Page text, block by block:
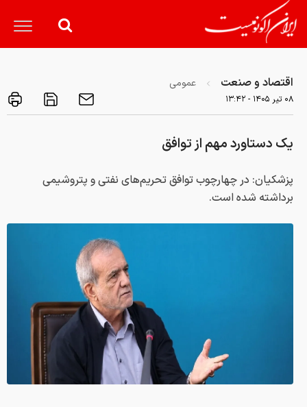
اقتصاد و صنعت عمومی
۰۸ تير ۱۴۰۵ - ۱۳:۴۲
یک دستاورد مهم از توافق
پزشکیان: در چهارچوب توافق تحریم‌های نفتی و پتروشیمی
برداشته شده است.